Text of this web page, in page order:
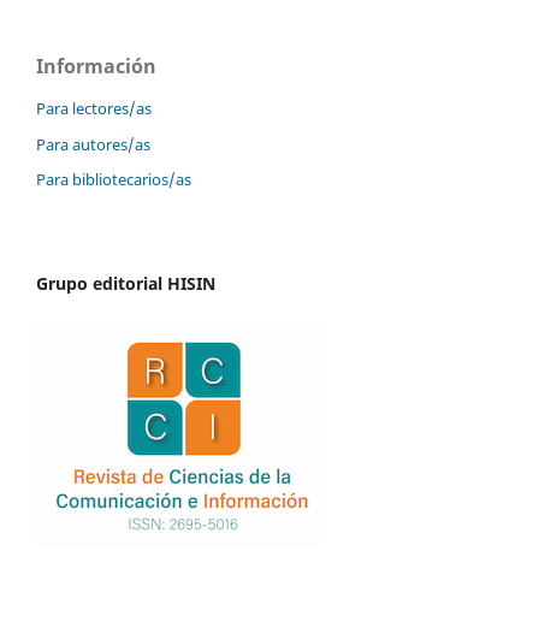
Información
Para lectores/as
Para autores/as
Para bibliotecarios/as
Grupo editorial HISIN